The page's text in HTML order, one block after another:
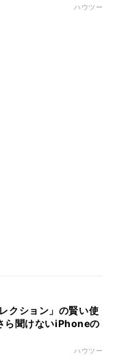
ハウツー
クション」の賢い使
ら聞けないiPhoneの
ハウツー